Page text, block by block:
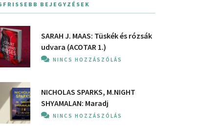
BEJEGYZÉSEK
SARAH J. MAAS: Tüskék és rózsák
udvara (ACOTAR 1.)
NINCS HOZZÁSZÓLÁS
NICHOLAS SPARKS, M.NIGHT
SHYAMALAN: Maradj
NINCS HOZZÁSZÓLÁS